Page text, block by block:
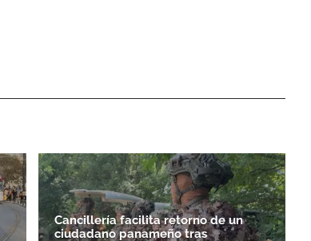
Cancillería facilita retorno de un
ciudadano panameño tras